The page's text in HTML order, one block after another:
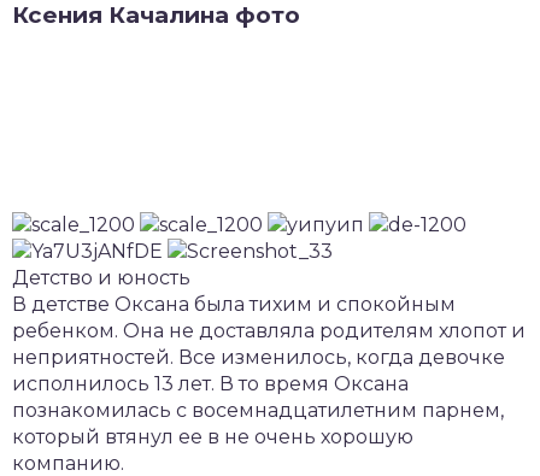
Ксения Качалина фото
Детство и юность
В детстве Оксана была тихим и спокойным
ребенком. Она не доставляла родителям хлопот и
неприятностей. Все изменилось, когда девочке
исполнилось 13 лет. В то время Оксана
познакомилась с восемнадцатилетним парнем,
который втянул ее в не очень хорошую
компанию.